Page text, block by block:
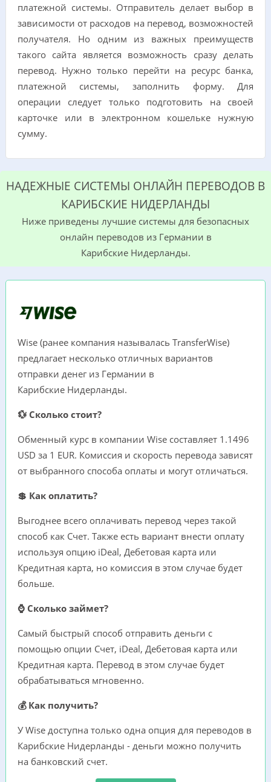
платежной системы. Отправитель делает выбор в
зависимости от расходов на перевод, возможностей
получателя. Но одним из важных преимуществ
такого сайта является возможность сразу делать
перевод. Нужно только перейти на ресурс банка,
платежной системы, заполнить форму. Для
операции следует только подготовить на своей
карточке или в электронном кошельке нужную
сумму.
НАДЕЖНЫЕ СИСТЕМЫ ОНЛАЙН ПЕРЕВОДОВ В
КАРИБСКИЕ НИДЕРЛАНДЫ
Ниже приведены лучшие сиcтемы для безопасных
онлайн переводов из Германии в
Карибские Нидерланды.
Wise (ранее компания называлась TransferWise)
предлагает несколько отличных вариантов
отправки денег из Германии в
Карибские Нидерланды.
💱 Сколько стоит?
Обменный курс в компании Wise составляет 1.1496
USD за 1 EUR. Комиссия и скорость перевода зависят
от выбранного способа оплаты и могут отличаться.
💲 Как оплатить?
Выгоднее всего оплачивать перевод через такой
способ как Счет. Также есть вариант внести оплату
используя опцию iDeal, Дебетовая карта или
Кредитная карта, но комиссия в этом случае будет
больше.
⌚ Сколько займет?
Самый быстрый способ отправить деньги с
помощью опции Счет, iDeal, Дебетовая карта или
Кредитная карта. Перевод в этом случае будет
обрабатываться мгновенно.
💰 Как получить?
У Wise доступна только одна опция для переводов в
Карибские Нидерланды - деньги можно получить
на банковский счет.